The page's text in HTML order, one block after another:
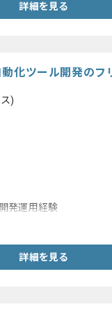
詳細を見る
化ツール開発の
)
発運用経験
詳細を見る